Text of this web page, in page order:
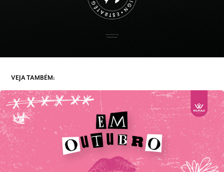
VEJA TAMBÉM: